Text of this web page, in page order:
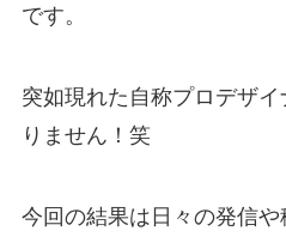
です。
突如現れた自称プロデザ
りません！笑
今回の結果は日々の発信や